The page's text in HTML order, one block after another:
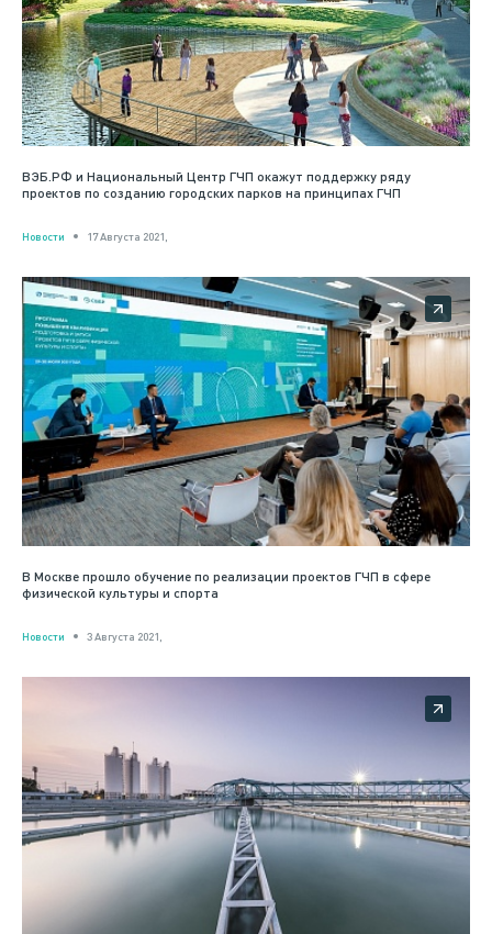
ВЭБ.РФ и Национальный Центр ГЧП окажут поддержку ряду
проектов по созданию городских парков на принципах ГЧП
Новости 17 Августа 2021,
В Москве прошло обучение по реализации проектов ГЧП в сфере
физической культуры и спорта
Новости 3 Августа 2021,